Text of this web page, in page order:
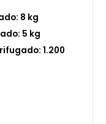
8 kg
5 kg
1.200